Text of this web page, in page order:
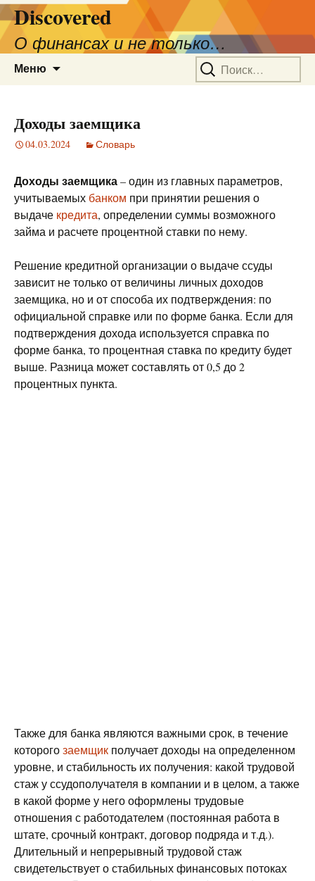
Discovered
О финансах и не только…
Меню Найти:
Доходы заемщика
04.03.2024 Словарь
Доходы заемщика– один из главных параметров,
учитываемых банком при принятии решения о
выдаче кредита, определении суммы возможного
займа и расчете процентной ставки по нему.
Решение кредитной организации о выдаче ссуды
зависит не только от величины личных доходов
заемщика, но и от способа их подтверждения: по
официальной справке или по форме банка. Если для
подтверждения дохода используется справка по
форме банка, то процентная ставка по кредиту будет
выше. Разница может составлять от 0,5 до 2
процентных пункта.
Также для банка являются важными срок, в течение
которогозаемщик получает доходы на определенном
уровне, и стабильность их получения: какой трудовой
стаж у ссудополучателя в компании и в целом, а также
в какой форме у него оформлены трудовые
отношения с работодателем (постоянная работа в
штате, срочный контракт, договор подряда и т.д.).
Длительный и непрерывный трудовой стаж
свидетельствует о стабильных финансовых потоках